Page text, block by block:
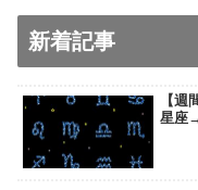
新着記事
【
星座